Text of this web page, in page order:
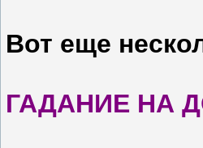
Вот еще
ГАДАНИЕ НА